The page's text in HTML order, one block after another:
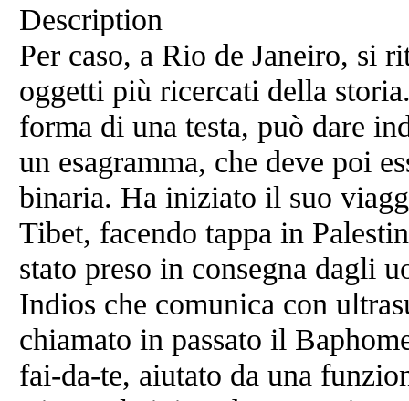
Description
Per caso, a Rio de Janeiro, si
oggetti più ricercati della
forma di una testa, può dare
un esagramma, che deve poi
binaria. Ha iniziato il suo
Tibet, facendo tappa in
stato preso in consegna dagli
Indios che comunica con
chiamato in passato il
fai-da-te, aiutato da una